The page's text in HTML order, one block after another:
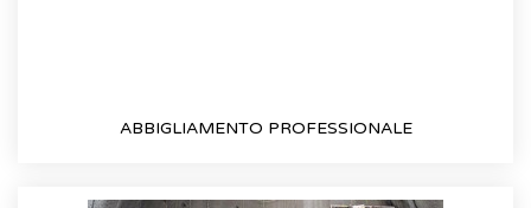
ABBIGLIAMENTO PROFESSIONALE